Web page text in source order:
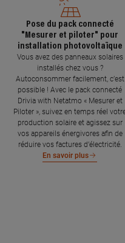
Pose du pack connecté
"Mesurer et piloter" pour
installation photovoltaïque
Vous avez des panneaux solaires
installés chez vous ?
Autoconsommer facilement, c’est
possible ! Avec le pack connecté
Drivia with Netatmo « Mesurer et
Piloter », suivez en temps réel
production solaire et agissez sur
vos appareils énergivores afin de
réduire vos factures d’électricité.
En savoir plus